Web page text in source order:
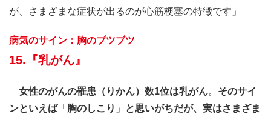
が、さまざまな症状が出るのが心筋梗塞の特徴です」
病気のサイン：胸のブツブツ
15.『乳がん』
女性のがんの罹患（りかん）数1位は乳がん。 そのサイ
ンといえば「 胸のしこり 」
と思いがちだが、実はさまざま